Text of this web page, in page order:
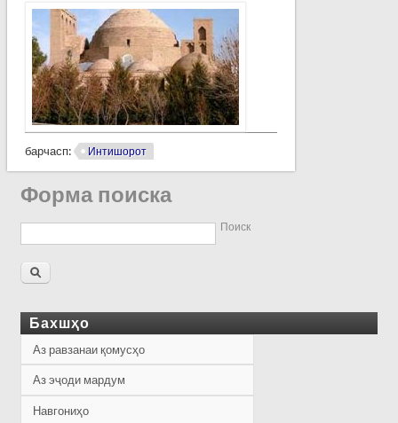
барчасп: Интишорот
Форма поиска
Поиск
Бахшҳо
Аз равзанаи қомусҳо
Аз эҷоди мардум
Навгониҳо